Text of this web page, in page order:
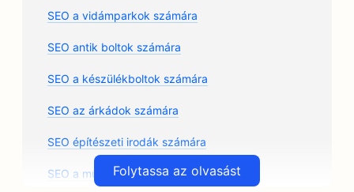
SEO a vidámparkok számára
SEO antik boltok számára
SEO a készülékboltok számára
SEO az árkádok számára
SEO építészeti irodák számára
SEO a művészeti osztályok számára
Folytassa az olvasást